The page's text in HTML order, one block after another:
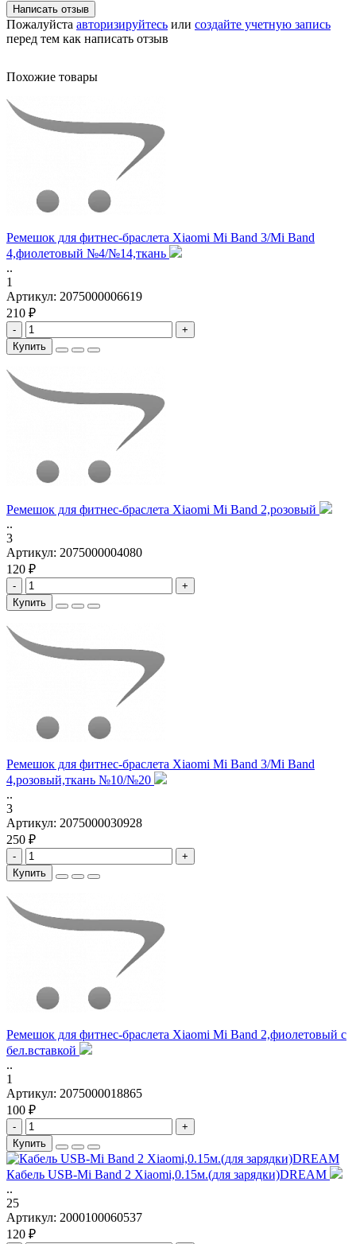
Написать отзыв
Пожалуйста авторизируйтесь или создайте учетную запись
перед тем как написать отзыв
Похожие товары
Ремешок для фитнес-браслета Xiaomi Mi Band 3/Mi Band
4,фиолетовый №4/№14,ткань
..
1
Артикул: 2075000006619
210 ₽
-
+
Купить
Ремешок для фитнес-браслета Xiaomi Mi Band 2,розовый
..
3
Артикул: 2075000004080
120 ₽
-
+
Купить
Ремешок для фитнес-браслета Xiaomi Mi Band 3/Mi Band
4,розовый,ткань №10/№20
..
3
Артикул: 2075000030928
250 ₽
-
+
Купить
Ремешок для фитнес-браслета Xiaomi Mi Band 2,фиолетовый с
бел.вставкой
..
1
Артикул: 2075000018865
100 ₽
-
+
Купить
Кабель USB-Mi Band 2 Xiaomi,0.15м.(для зарядки)DREAM
..
25
Артикул: 2000100060537
120 ₽